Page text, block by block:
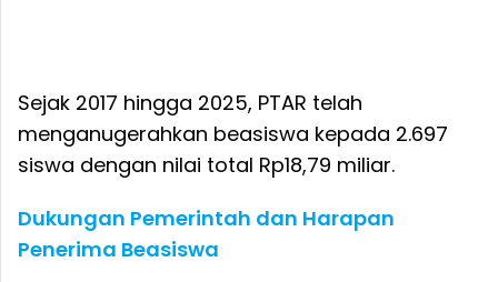
Sejak 2017 hingga 2025, PTAR telah
menganugerahkan beasiswa kepada 2.697
siswa dengan nilai total Rp18,79 miliar.
Dukungan Pemerintah dan Harapan
Penerima Beasiswa